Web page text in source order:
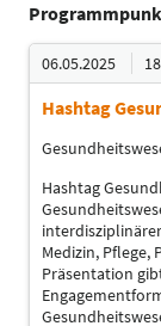
06.05.2025
Hashtag
Hashtag
Medizin, Pflege,
Präsentation